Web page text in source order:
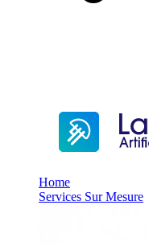
Home
Services Sur Mesure